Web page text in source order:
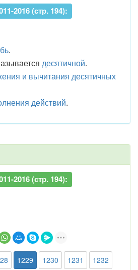
2016 (стр. 194):
.
десятичной.
и вычитания десятичных
действий.
2016 (стр. 194):
1229 1230 1231 1232